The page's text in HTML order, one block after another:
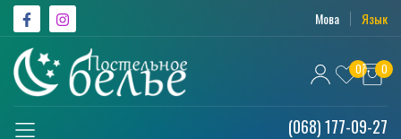
Мова Язык
0 0
(068) 177-09-27